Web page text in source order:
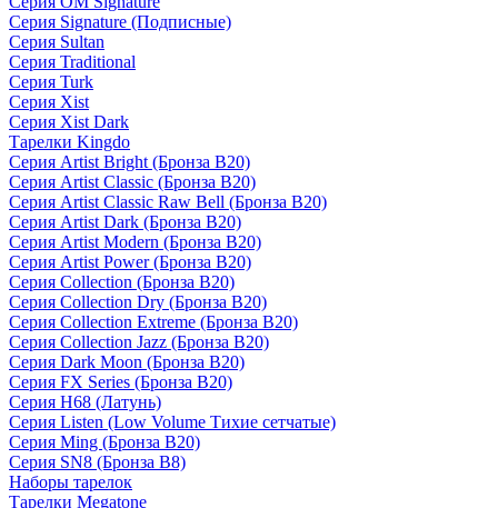
Серия Signature (Подписные)
Серия Sultan
Серия Traditional
Серия Turk
Серия Xist
Серия Xist Dark
Тарелки Kingdo
Серия Artist Bright (Бронза B20)
Серия Artist Classic (Бронза B20)
Серия Artist Classic Raw Bell (Бронза B20)
Серия Artist Dark (Бронза B20)
Серия Artist Modern (Бронза B20)
Серия Artist Power (Бронза B20)
Серия Collection (Бронза B20)
Серия Collection Dry (Бронза B20)
Серия Collection Extreme (Бронза B20)
Серия Collection Jazz (Бронза B20)
Серия Dark Moon (Бронза B20)
Серия FX Series (Бронза B20)
Серия H68 (Латунь)
Серия Listen (Low Volume Тихие сетчатые)
Серия Ming (Бронза B20)
Серия SN8 (Бронза B8)
Наборы тарелок
Тарелки Megatone